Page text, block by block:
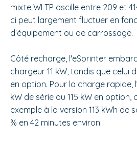
mixte WLTP oscille entre 209 et
ci peut largement fluctuer en
d’équipement ou de carrossage.
Côté recharge, l'eSprinter
chargeur 11 kW, tandis que celui
en option. Pour la charge rapide,
kW de série ou 115 kW en
exemple à la version 113 kWh de
% en 42 minutes environ.